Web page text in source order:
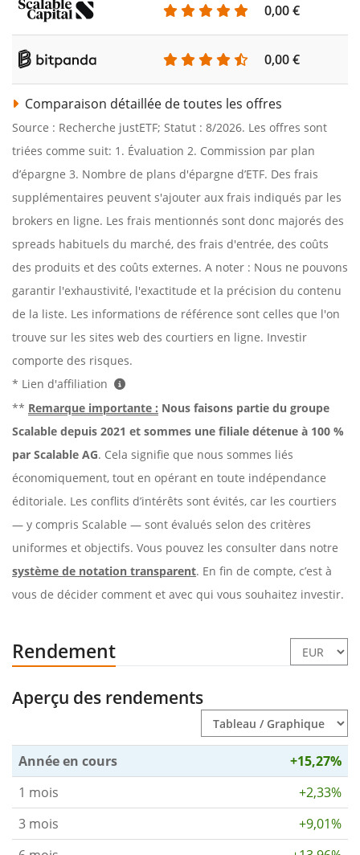
0,00 €
0,00 €
Comparaison détaillée de toutes les offres
Source : Recherche justETF; Statut : 8/2026. Les offres sont
triées comme suit: 1. Évaluation 2. Commission par plan
d’épargne 3. Nombre de plans d'épargne d’ETF. Des frais
supplémentaires peuvent s'ajouter aux frais indiqués par les
brokers en ligne. Les frais mentionnés sont donc majorés des
spreads habituels du marché, des frais d'entrée, des coûts
des produits et des coûts externes. A noter : Nous ne pouvons
garantir l'exhaustivité, l'exactitude et la précision du contenu
de la liste. Les informations de référence sont celles que l'on
trouve sur les sites web des courtiers en ligne. Investir
comporte des risques.
* Lien d'affiliation
** Remarque importante : Nous faisons partie du groupe
Scalable depuis 2021 et sommes une filiale détenue à 100 %
par Scalable AG. Cela signifie que nous sommes liés
économiquement, tout en opérant en toute indépendance
éditoriale. Les conflits d’intérêts sont évités, car les courtiers
— y compris Scalable — sont évalués selon des critères
uniformes et objectifs. Vous pouvez les consulter dans notre
système de notation transparent. En fin de compte, c’est à
vous de décider comment et avec qui vous souhaitez investir.
Rendement
Aperçu des rendements
Année en cours
+15,27%
1 mois
+2,33%
3 mois
+9,01%